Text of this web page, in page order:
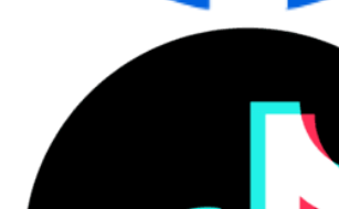
thiết bị có nguồn gốc rõ ràng, cấu hình
bảo hành minh bạch và tư vấn theo
Đây là nhóm sản phẩm phục vụ cá
văn phòng, quản lý, kỹ thuật và doanh
số lượng lớn.
Những nhóm người dùng
tiên laptop chính hãng